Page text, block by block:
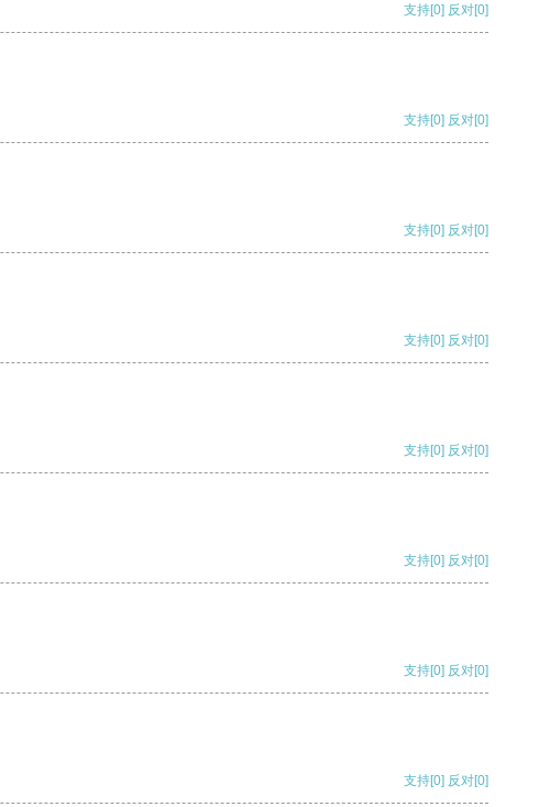
支持[0] 反对[0]
支持[0] 反对[0]
支持[0] 反对[0]
支持[0] 反对[0]
支持[0] 反对[0]
支持[0] 反对[0]
支持[0] 反对[0]
支持[0] 反对[0]